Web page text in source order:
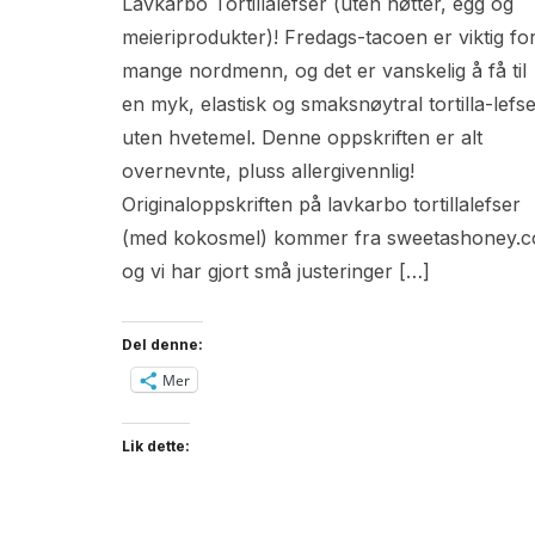
meieriprodukter)! Fredags-tacoen er viktig
mange nordmenn, og det er vanskelig å få til
en myk, elastisk og smaksnøytral tortilla-lefse
uten hvetemel. Denne oppskriften er alt
overnevnte, pluss allergivennlig!
Originaloppskriften på lavkarbo tortillalefser
(med kokosmel) kommer fra
og vi har gjort små justeringer […]
Del denne:
Mer
Lik dette: